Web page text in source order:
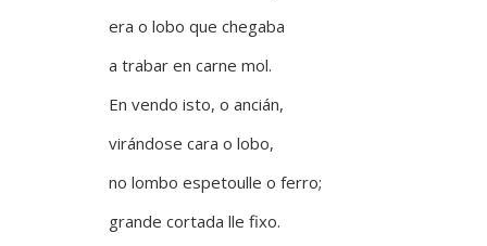
era o lobo que chegaba
a trabar en carne mol.
En vendo isto, o ancián,
virándose cara o lobo,
no lombo espetoulle o ferro;
grande cortada lle fixo.